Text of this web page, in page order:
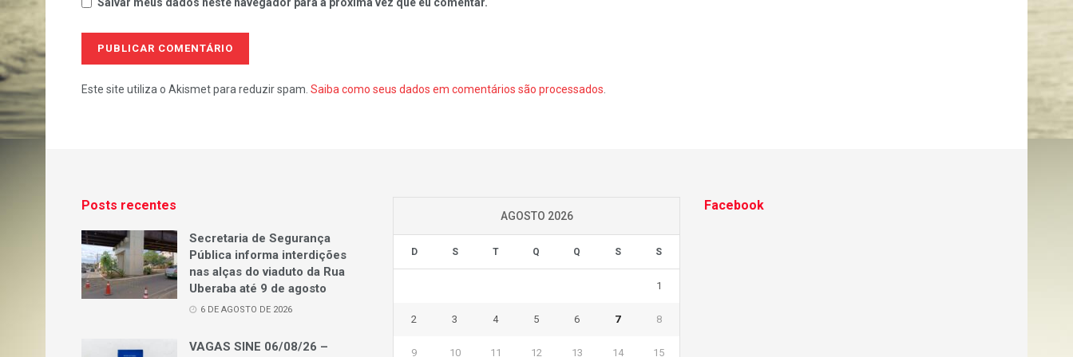
Este site utiliza o Akismet para reduzir spam. Saiba como seus dados em comentários são processados
Posts recentes
Secretaria de Segurança
Pública informa interdições
nas alças do viaduto da Rua
Uberaba até 9 de agosto
6 DE AGOSTO DE 2026
VAGAS SINE 06/08/26 –
AGOSTO 2026
D S T Q Q S S
1
2 3 4 5 6 7 8
9 10 11 12 13 14 15
Facebook